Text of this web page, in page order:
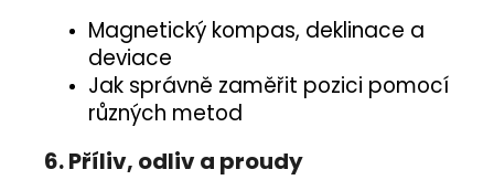
Magnetický kompas, deklinace a
deviace
Jak správně zaměřit pozici pomocí
různých metod
6. Příliv, odliv a proudy